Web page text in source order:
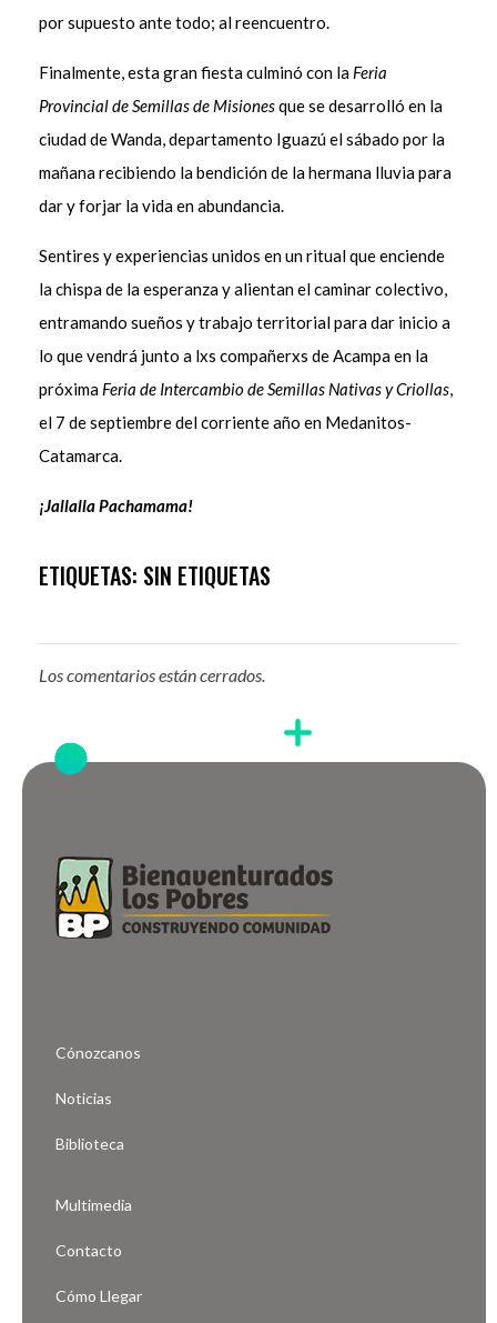
por supuesto ante todo; al reencuentro.
Finalmente, esta gran fiesta culminó con la Feria
Provincial de Semillas de Misionesque se desarrolló en la
ciudad de Wanda, departamento Iguazú el sábado por la
mañana recibiendo la bendición de la hermana lluvia para
dar y forjar la vida en abundancia.
Sentires y experiencias unidos en un ritual que enciende
la chispa de la esperanza y alientan el caminar colectivo,
entramando sueños y trabajo territorial para dar inicio a
lo que vendrá junto a lxs compañerxs de Acampa en la
próxima Feria de Intercambio de Semillas Nativas y Criollas,
el 7 de septiembre del corriente año en Medanitos-
Catamarca.
¡Jallalla Pachamama!
ETIQUETAS: SIN ETIQUETAS
Los comentarios están cerrados.
Cónozcanos
Noticias
Biblioteca
Multimedia
Contacto
Cómo Llegar